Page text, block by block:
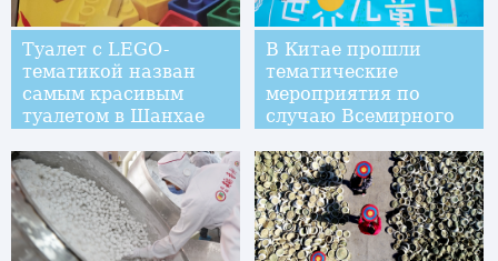
Туалет с LEGO-
тематикой назван
самым красивым
туалетом в Шанхае
В Китае прошли
тематические
мероприятия по
случаю Всемирного